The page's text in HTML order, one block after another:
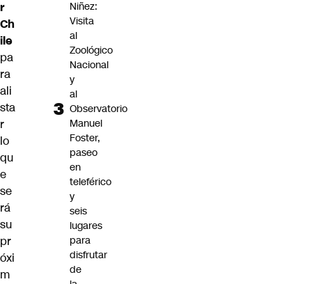
r
Ch
ile
pa
ra
ali
sta
r
lo
qu
e
se
rá
su
pr
óxi
m
Niñez:
Visita
al
Zoológico
Nacional
y
al
Observatorio
Manuel
Foster,
paseo
en
teleférico
y
seis
lugares
para
disfrutar
de